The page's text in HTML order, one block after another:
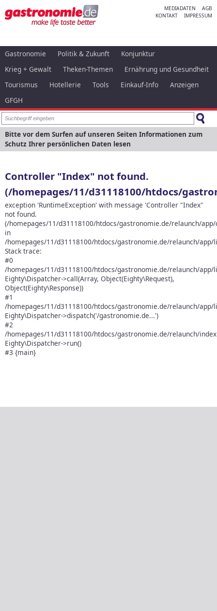
MEDIADATEN
AGB
KONTAKT
IMPRESSUM
Gastronomie Politik & Zukunft
Konjunktur
Krieg + Gewalt
Theken-Themen
Ernährung und Gesundheit
Tourismus
Hotellerie Tools Einkauf-Info
Anzeigen
GFGH
Bitte vor dem Surfen auf unseren Seiten Informationen zum
Schutz Ihrer persönlichen Daten lesen
Controller "Index" not found.
(/homepages/11/d31118100/htdocs/
exception 'RuntimeException' with message 'Controller "Index"
not found.
(/homepages/11/d31118100/htdocs/gastronomie.de/relaunch/
in
/homepages/11/d31118100/htdocs/gastronomie.de/relaunch/
Stack trace:
#0
/homepages/11/d31118100/htdocs/gastronomie.de/relaunch/app/
Eighty\Dispatcher->call(Array, Object(Eighty\Request),
Object(Eighty\Response))
#1
/homepages/11/d31118100/htdocs/gastronomie.de/relaunch/app/
Eighty\Dispatcher->dispatch('/gastronomie.de...')
#2
/homepages/11/d31118100/htdocs/gastronomie.de/relaunch/
Eighty\Dispatcher->run()
#3 {main}